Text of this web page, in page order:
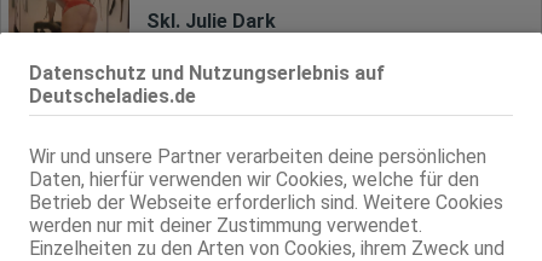
Datenschutz und Nutzungserlebnis auf
Deutscheladies.de
Wir und unsere Partner verarbeiten deine persönlichen
Daten, hierfür verwenden wir Cookies, welche für den
Betrieb der Webseite erforderlich sind. Weitere Cookies
werden nur mit deiner Zustimmung verwendet.
Einzelheiten zu den Arten von Cookies, ihrem Zweck und
Skl. Julie Dark
69, DT, NSa, NSp, devot, MMF, DSa